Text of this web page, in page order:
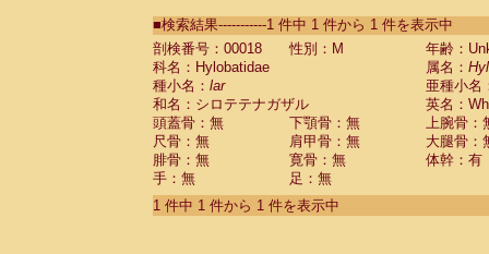
CebidaeSaguinus labiatus(0)
Cebidae Saguinus leucopus (0)
CebidaeSaguinus midas
Cebidae
CebidaeSaguinus nigricollis (0)
Cebidae Saguinus oedipus
Cebidae Saguinus weddelli
Cebidae Saguinusspp.
Cebidae Aotus trivirgatus
Cebidae Cebus albifrons
■検索結果-----------1 件中 1 件から 1 件を表示中
剖検番号：00018
性別：M
年齢：
科名：Hylobatidae
属名：
種小名： lar
亜種小名
和名：シロテテナガザル
英名：
頭蓋骨：無
下顎骨：無
上腕骨：
尺骨：無
肩甲骨：無
大腿骨：
腓骨：無
寛骨：無
体幹：有
手：無
足：無
1 件中 1 件から 1 件を表示中